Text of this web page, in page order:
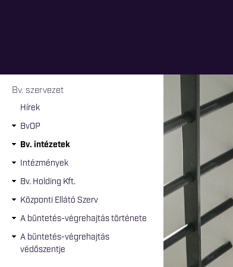
Jelenlegi hely
Bv. szervezet
Hírek
BvOP
Bv. intézetek
Intézmények
Bv. Holding Kft.
Központi Ellátó Szerv
A büntetés-végrehajtás története
A büntetés-végrehajtás
védőszentje